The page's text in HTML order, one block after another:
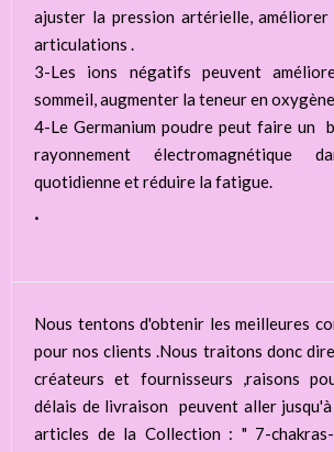
ajuster la pression artérielle, améliorer
articulations .
3-Les ions négatifs peuvent
sommeil, augmenter la teneur en
4-Le Germanium poudre peut faire un
rayonnement électromagnétique
quotidienne et réduire la fatigue.
.
Nous tentons d'obtenir les meilleures
pour nos clients .Nous traitons donc
créateurs et fournisseurs ,raisons
délais de livraison peuvent aller jusqu'à
articles de la Collection : " 7-